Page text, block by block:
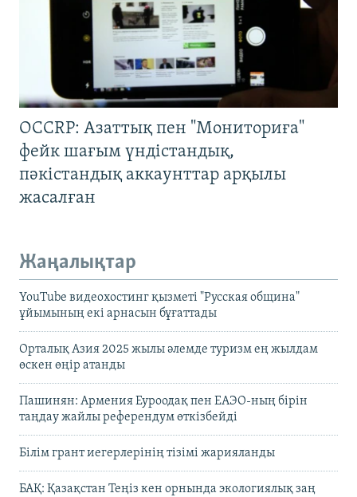
OCCRP: Азаттық пен "Мониториға"
фейк шағым үндістандық,
пәкістандық аккаунттар арқылы
жасалған
Жаңалықтар
YouTube видеохостинг қызметі "Русская община"
ұйымының екі арнасын бұғаттады
Орталық Азия 2025 жылы әлемде туризм ең жылдам
өскен өңір атанды
Пашинян: Армения Еуроодақ пен ЕАЭО-ның бірін
таңдау жайлы референдум өткізбейді
Білім грант иегерлерінің тізімі жарияланды
БАҚ: Қазақстан Теңіз кен орнында экологиялық заң